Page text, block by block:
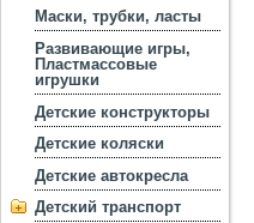
Маски, трубки, ласты
Развивающие игры,
Пластмассовые
игрушки
Детские конструкторы
Детские коляски
Детские автокресла
Детский транспорт